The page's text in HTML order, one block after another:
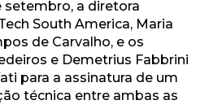
setembro, a diretora
South America, Maria
de Carvalho, e os
e Demetrius Fabbrini
para a assinatura de um
técnica entre ambas as